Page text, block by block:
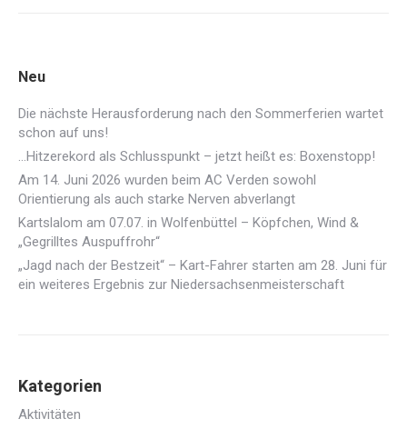
Neu
Die nächste Herausforderung nach den Sommerferien wartet
schon auf uns!
…Hitzerekord als Schlusspunkt – jetzt heißt es: Boxenstopp!
Am 14. Juni 2026 wurden beim AC Verden sowohl
Orientierung als auch starke Nerven abverlangt
Kartslalom am 07.07. in Wolfenbüttel – Köpfchen, Wind &
„Gegrilltes Auspuffrohr“
„Jagd nach der Bestzeit“ – Kart-Fahrer starten am 28. Juni für
ein weiteres Ergebnis zur Niedersachsenmeisterschaft
Kategorien
Aktivitäten